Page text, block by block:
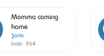
Momma coming
home
Şarkı
İndir: 764